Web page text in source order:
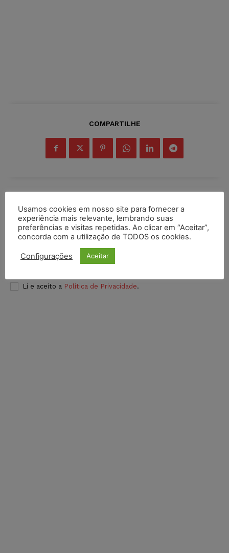
COMPARTILHE
Inscreva-se
Li e aceito a Política de Privacidade.
Usamos cookies em nosso site para fornecer a
experiência mais relevante, lembrando suas
preferências e visitas repetidas. Ao clicar em “Aceitar”,
concorda com a utilização de TODOS os cookies.
Configurações Aceitar